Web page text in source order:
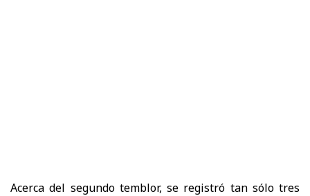
Acerca del segundo temblor, se registró tan sólo tres